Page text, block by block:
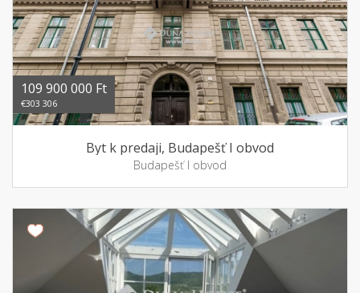
109 900 000 Ft
€303 306
Byt k predaji, Budapešť I obvod
Budapešť I obvod